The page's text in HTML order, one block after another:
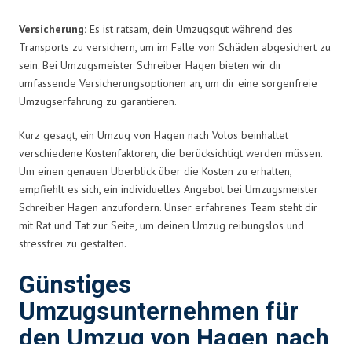
Versicherung: Es ist ratsam, dein Umzugsgut während des
Transports zu versichern, um im Falle von Schäden abgesichert zu
sein. Bei Umzugsmeister Schreiber Hagen bieten wir dir
umfassende Versicherungsoptionen an, um dir eine sorgenfreie
Umzugserfahrung zu garantieren.
Kurz gesagt, ein Umzug von Hagen nach Volos beinhaltet
verschiedene Kostenfaktoren, die berücksichtigt werden müssen.
Um einen genauen Überblick über die Kosten zu erhalten,
empfiehlt es sich, ein individuelles Angebot bei Umzugsmeister
Schreiber Hagen anzufordern. Unser erfahrenes Team steht dir
mit Rat und Tat zur Seite, um deinen Umzug reibungslos und
stressfrei zu gestalten.
Günstiges
Umzugsunternehmen für